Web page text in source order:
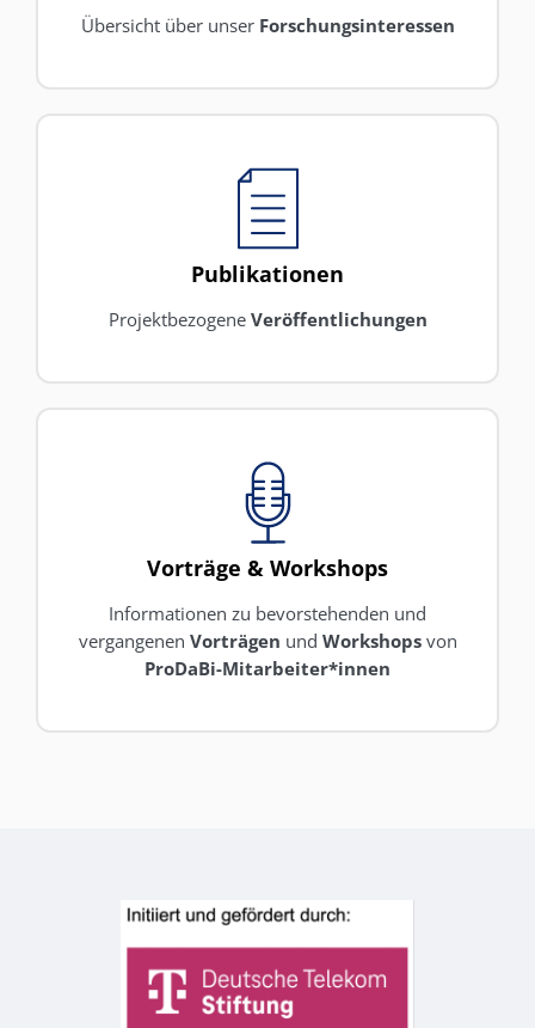
Übersicht über unser Forschungsinteressen
Publikationen
Projektbezogene Veröffentlichungen
Vorträge & Workshops
Informationen zu bevorstehenden und
vergangenen Vorträgen und Workshopsvon
ProDaBi-Mitarbeiter*innen